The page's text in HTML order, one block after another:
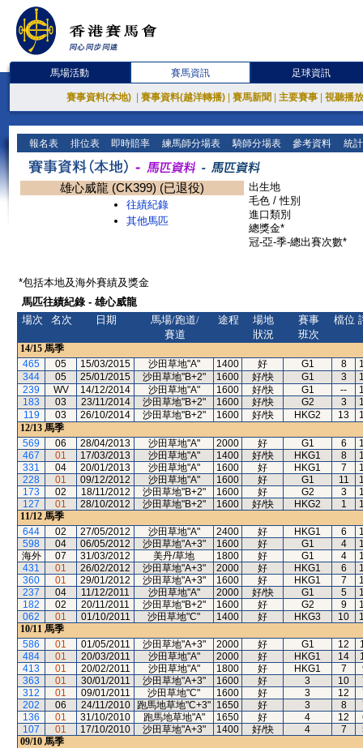
馬場活動 賽馬資訊 足球資訊
賽事資料(本地) 賽事資料(越洋轉播) 賽馬新聞 主要賽事 視聽播
報名表 排位表 即時賠率 練馬師分場表 騎師分場表 參考資料 統
雄心威龍 (CK399) (已退役)
往績紀錄
其他馬匹
出生地
毛色 / 性別
進口類別
總獎金*
冠-亞-季-總出賽次數*
*包括本地及海外賽績及獎金
馬匹往績紀錄 - 雄心威龍
場次
名次 日期
馬場/跑道/
賽道
途程
場地
狀況
賽事
班次
檔位
14/15 馬季
465
05 15/03/2015 沙田草地"A" 1400 好 G1 8
344
05 25/01/2015 沙田草地"B+2" 1600 好/快 G1 3
239
WV 14/12/2014 沙田草地"A" 1600 好/快 G1 --
183
03 23/11/2014 沙田草地"B+2" 1600 好/快 G2 3
119
03 26/10/2014 沙田草地"B+2" 1600 好/快 HKG2 13
12/13 馬季
569
06 28/04/2013 沙田草地"A" 2000 好 G1 6
467
01 17/03/2013 沙田草地"A" 1400 好/快 HKG1 8
331
04 20/01/2013 沙田草地"A" 1600 好 HKG1 7
228
01 09/12/2012 沙田草地"A" 1600 好 G1 11
173
02 18/11/2012 沙田草地"B+2" 1600 好 G2 3
127
01 28/10/2012 沙田草地"B+2" 1600 好/快 HKG2 1
11/12 馬季
644
02 27/05/2012 沙田草地"A" 2400 好 HKG1 6
598
04 06/05/2012 沙田草地"A+3" 1600 好 G1 4
海外
07 31/03/2012 美丹/草地 1800 好 G1 4
431
01 26/02/2012 沙田草地"A+3" 2000 好 HKG1 6
360
01 29/01/2012 沙田草地"A+3" 1600 好 HKG1 7
237
04 11/12/2011 沙田草地"A" 2000 好/快 G1 5
182
02 20/11/2011 沙田草地"B+2" 1600 好 G2 9
062
01 01/10/2011 沙田草地"C" 1400 好 HKG3 10
10/11 馬季
586
01 01/05/2011 沙田草地"A+3" 2000 好 G1 12
484
01 20/03/2011 沙田草地"A" 2000 好 HKG1 14
413
01 20/02/2011 沙田草地"A" 1800 好 HKG1 7
363
01 30/01/2011 沙田草地"A+3" 1600 好 3 10
312
01 09/01/2011 沙田草地"C" 1600 好 3 12
202
06 24/11/2010 跑馬地草地"C+3" 1650 好 3 8
136
01 31/10/2010 跑馬地草地"A" 1650 好 4 12
107
01 17/10/2010 沙田草地"A+3" 1400 好/快 4 7
09/10 馬季